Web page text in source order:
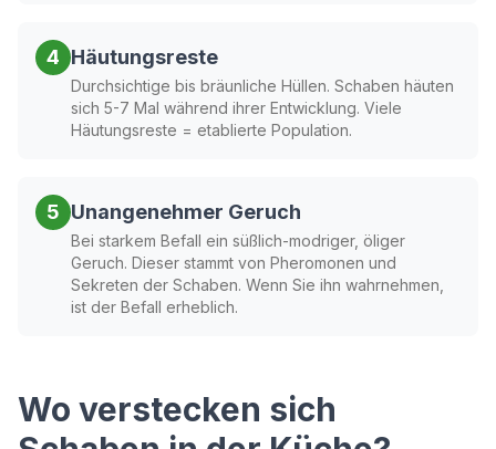
4 Häutungsreste
Durchsichtige bis bräunliche Hüllen. Schaben häuten
sich 5-7 Mal während ihrer Entwicklung. Viele
Häutungsreste = etablierte Population.
5 Unangenehmer Geruch
Bei starkem Befall ein süßlich-modriger, öliger
Geruch. Dieser stammt von Pheromonen und
Sekreten der Schaben. Wenn Sie ihn wahrnehmen,
ist der Befall erheblich.
Wo verstecken sich